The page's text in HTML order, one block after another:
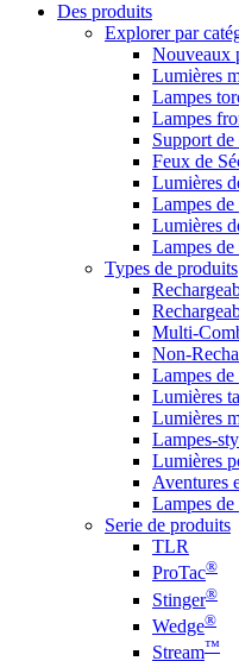
Des produits
Explorer par
Nouveaux
Lumières
Lampes
Lampes
Support de
Feux de
Lumières
Lampes
Lumières
Lampes
Types de produits
Multi-
Non-
Lampes
Lumières
Lumières
Lampes-
Lumières
Aventures
Lampes
Serie de produits
TLR
ProTac®
Stinger®
Wedge®
Stream™